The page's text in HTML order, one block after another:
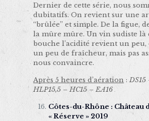
Dernier de cette série, nous
dubitatifs. On revient sur une
“brûlée” et simple. De la figue,
la mûre mûre. Un vin sudiste là
bouche l’acidité revient un
un peu de fraîcheur, mais pas
nous convaincre.
Après 5 heures d’aération :DS15
HLP15,5 – HC15 – EA16
Côtes-du-Rhône : Château
« Réserve » 2019